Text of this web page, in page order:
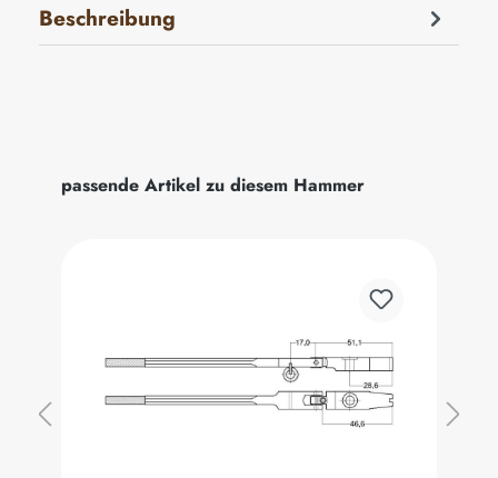
Beschreibung
Produktgalerie überspringen
passende Artikel zu diesem Hammer